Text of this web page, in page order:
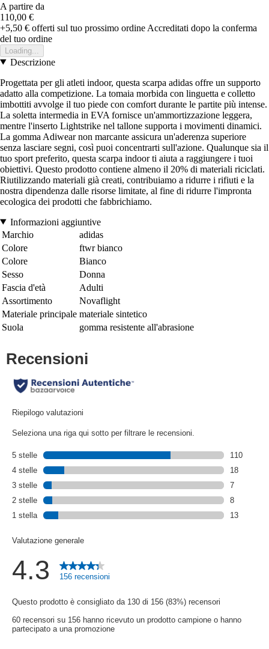
A partire da
110,00 €
+5,50 € offerti sul tuo prossimo ordine Accreditati dopo la conferma
del tuo ordine
Loading...
Descrizione
Progettata per gli atleti indoor, questa scarpa adidas offre un supporto
adatto alla competizione. La tomaia morbida con linguetta e colletto
imbottiti avvolge il tuo piede con comfort durante le partite più intense.
La soletta intermedia in EVA fornisce un'ammortizzazione leggera,
mentre l'inserto Lightstrike nel tallone supporta i movimenti dinamici.
La gomma Adiwear non marcante assicura un'aderenza superiore
senza lasciare segni, così puoi concentrarti sull'azione. Qualunque sia il
tuo sport preferito, questa scarpa indoor ti aiuta a raggiungere i tuoi
obiettivi. Questo prodotto contiene almeno il 20% di materiali riciclati.
Riutilizzando materiali già creati, contribuiamo a ridurre i rifiuti e la
nostra dipendenza dalle risorse limitate, al fine di ridurre l'impronta
ecologica dei prodotti che fabbrichiamo.
Informazioni aggiuntive
Marchio
adidas
Colore
ftwr bianco
Colore
Bianco
Sesso
Donna
Fascia d'età
Adulti
Assortimento
Novaflight
Materiale principale materiale sintetico
Suola
gomma resistente all'abrasione